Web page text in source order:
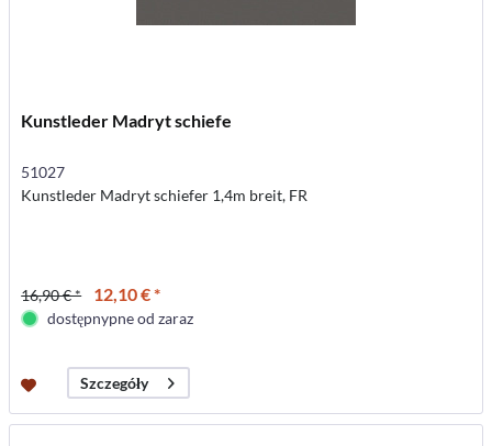
Kunstleder Madryt schiefe
51027
Kunstleder Madryt schiefer 1,4m breit, FR
16,90 € * 12,10 € *
dostępnypne od zaraz
Szczegóły